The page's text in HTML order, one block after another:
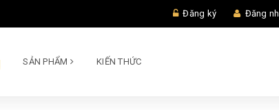
Đăng ký Đăng
SẢN PHẨM KIẾN THỨC